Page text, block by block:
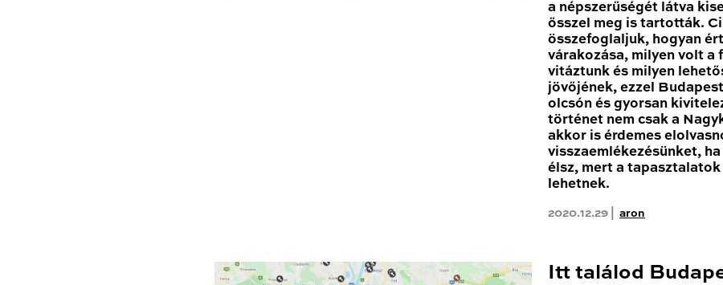
a népszerűségét látva
ősszel meg is tartották.
összefoglaljuk, hogyan
várakozása, milyen volt a
vitáztunk és milyen
jövőjének, ezzel
olcsón és gyorsan
történet nem csak a
akkor is érdemes
visszaemlékezésünket,
élsz, mert a tapasztalatok
lehetnek.
2020.12.29 | aron
Itt találod